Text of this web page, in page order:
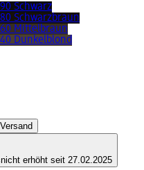
Schwarz
Schwarzbraun
Mittelbraun
Dunkelblond
Versand
nicht erhöht seit 27.02.2025